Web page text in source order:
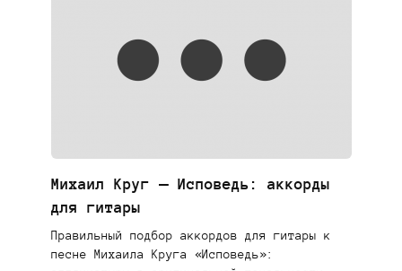
Михаил Круг — Исповедь: аккорды
для гитары
Правильный подбор аккордов для гитары к
песне Михаила Круга «Исповедь»: